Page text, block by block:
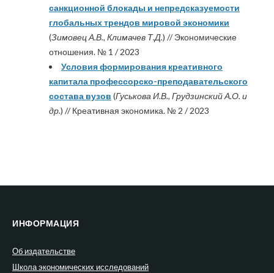
санкционной блокады и непредсказуемости
глобальных трендов мировой экономики
(Зимовец А.В., Климачев Т.Д.) // Экономические
отношения. № 1 / 2023
Условия формирования креативного
капитала профессорско-преподавательского
состава вузов (Гуськова И.В., Грудзинский А.О. и
др.) // Креативная экономика. № 2 / 2023
ИНФОРМАЦИЯ
Об издательстве
Школа экономических исследований